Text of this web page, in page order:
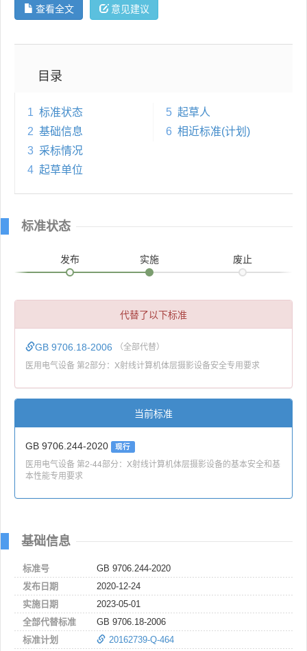
查看全文 意见建议
目录
1 标准状态
2 基础信息
3 采标情况
4 起草单位
5 起草人
6 相近标准(计划)
标准状态
发布 实施 废止
代替了以下标准
GB 9706.18-2006 （全部代替）
医用电气设备 第2部分：X射线计算机体层摄影设备安全专用要求
当前标准
GB 9706.244-2020 现行
医用电气设备 第2-44部分：X射线计算机体层摄影设备的基本安全和基
本性能专用要求
基础信息
标准号
GB 9706.244-2020
发布日期
2020-12-24
实施日期
2023-05-01
全部代替标准
GB 9706.18-2006
标准计划
20162739-Q-464